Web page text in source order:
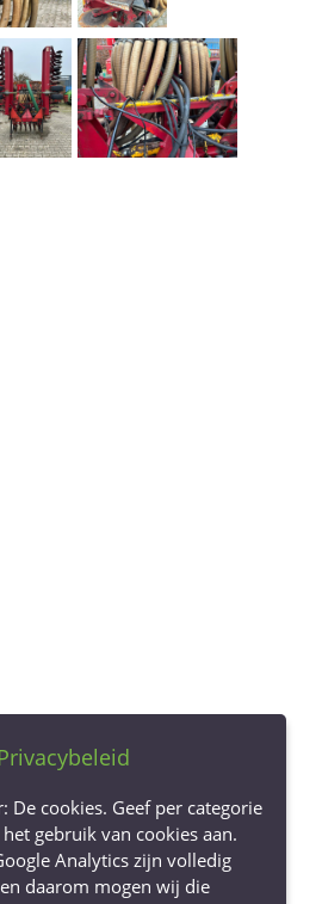
De cookies. Geef per categorie
gebruik van cookies aan.
Analytics zijn volledig
daarom mogen wij die